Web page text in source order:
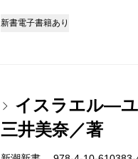
新書電子書籍あり
イスラエル―
三井美奈／著